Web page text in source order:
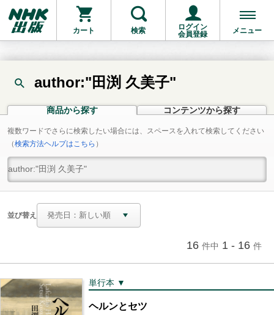
カート 検索
ログイン
会員登録
メニュー
author:"田渕 久美子"
商品から探す コンテンツから探す
複数ワードでさらに検索したい場合には、スペースを入れて検索してください
（検索方法ヘルプはこちら ）
並び替え
16 件中 1 - 16 件
単行本 ▼
ヘルンとセツ